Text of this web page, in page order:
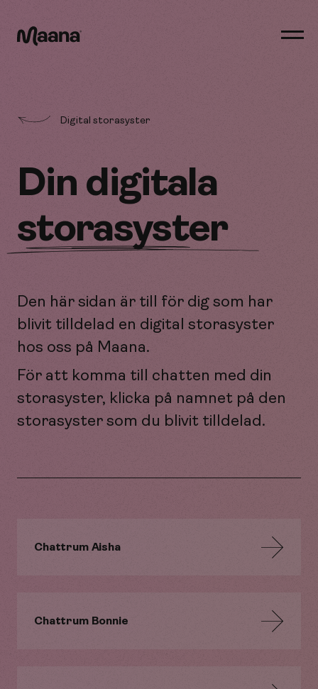
Digital storasyster
Din digitala
storasyster
Den här sidan är till för dig som har
blivit tilldelad en digital storasyster
hos oss på Maana.
För att komma till chatten med din
storasyster, klicka på namnet på den
storasyster som du blivit tilldelad.
Chattrum Aisha
Chattrum Bonnie